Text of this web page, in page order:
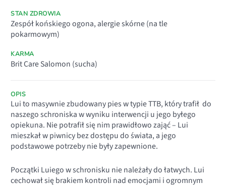
STAN ZDROWIA
Zespół końskiego ogona, alergie skórne (na tle
pokarmowym)
KARMA
Brit Care Salomon (sucha)
OPIS
Lui to masywnie zbudowany pies w typie TTB, który trafił do
naszego schroniska w wyniku interwencji u jego byłego
opiekuna. Nie potrafił się nim prawidłowo zająć – Lui
mieszkał w piwnicy bez dostępu do świata, a jego
podstawowe potrzeby nie były zapewnione.
Początki Luiego w schronisku nie należały do łatwych. Lui
cechował się brakiem kontroli nad emocjami i ogromnym